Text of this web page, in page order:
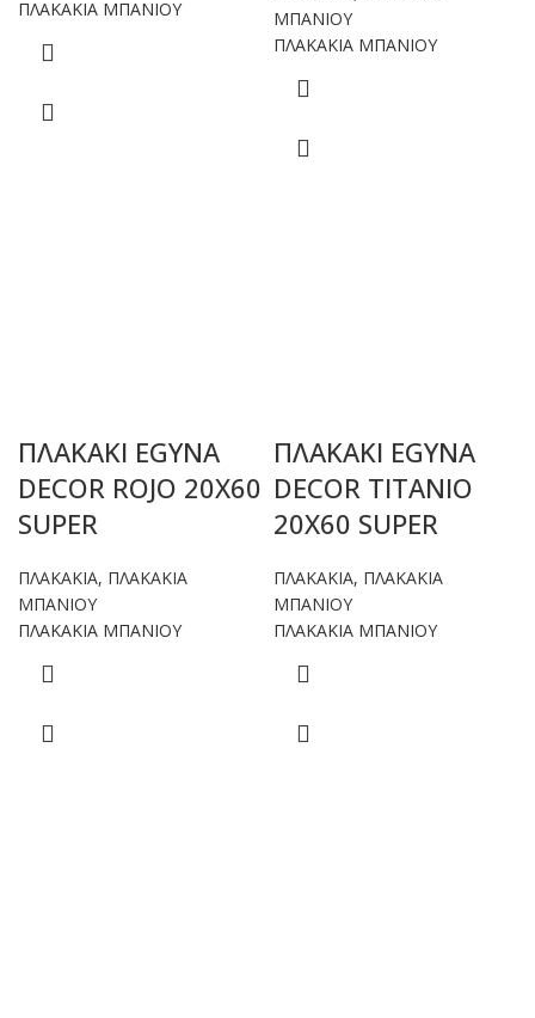
ΠΛΑΚΑΚΙΑ ΜΠΑΝΙΟΥ
ΜΠΑΝΙΟΥ
ΠΛΑΚΑΚΙΑ ΜΠΑΝΙΟΥ
ΠΛΑΚΑΚΙ EGYNA
DECOR ROJO 20X60
SUPER
ΠΛΑΚΑΚΙΑ, ΠΛΑΚΑΚΙΑ
ΜΠΑΝΙΟΥ
ΠΛΑΚΑΚΙΑ ΜΠΑΝΙΟΥ
ΠΛΑΚΑΚΙ EGYNA
DECOR TITANIO
20X60 SUPER
ΠΛΑΚΑΚΙΑ, ΠΛΑΚΑΚΙΑ
ΜΠΑΝΙΟΥ
ΠΛΑΚΑΚΙΑ ΜΠΑΝΙΟΥ